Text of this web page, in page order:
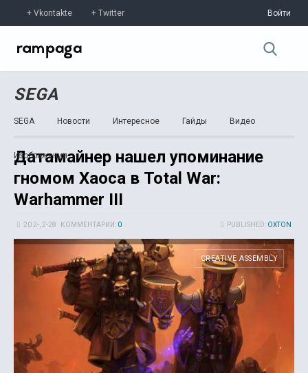
Vkontakte Twitter Войти
SEGA
SEGA Новости Интересное Гайды Видео
Изображения
Датамайнер нашел упоминание
гномом Хаоса в Total War:
Warhammer III
PUBLISHED: OXTON
20 2-, 2-28 КОММЕНТАРИИ: 0
CREATIVE ASSEMBLY